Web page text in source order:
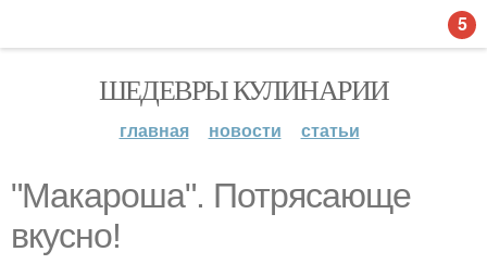
ШЕДЕВРЫ КУЛИНАРИИ
главная новости статьи
"Макароша". Потрясающе
вкусно!
5